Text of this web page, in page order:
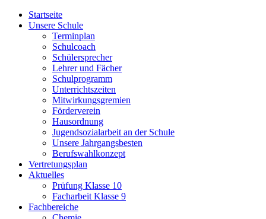
Startseite
Unsere Schule
Terminplan
Schulcoach
Schülersprecher
Lehrer und Fächer
Schulprogramm
Unterrichtszeiten
Mitwirkungsgremien
Förderverein
Hausordnung
Jugendsozialarbeit an der Schule
Unsere Jahrgangsbesten
Berufswahlkonzept
Vertretungsplan
Aktuelles
Prüfung Klasse 10
Facharbeit Klasse 9
Fachbereiche